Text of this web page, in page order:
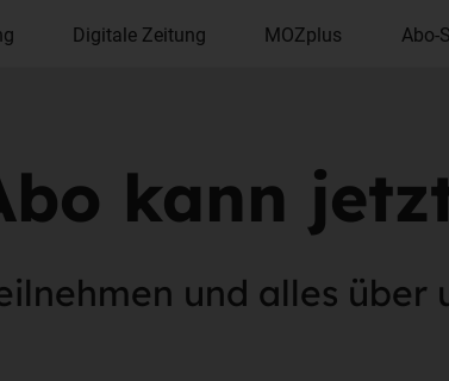
Digitale Zeitung MOZplus Abo-
kann
und alles über